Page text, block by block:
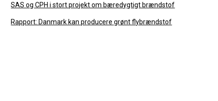
SAS og CPH i stort projekt om bæredygtigt brændstof
Rapport: Danmark kan producere grønt flybrændstof